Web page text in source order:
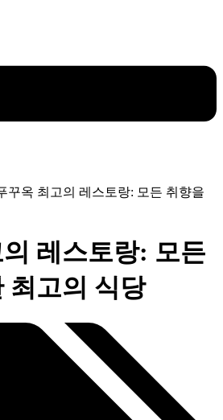
꾸옥 최고의 레스토랑: 모든 취향을
레스토랑: 모든
최고의 식당